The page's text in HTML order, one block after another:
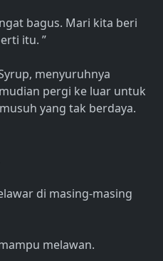
bagus. Mari kita beri
itu. ”
menyuruhnya
pergi ke luar untuk
yang tak berdaya.
di masing-masing
melawan.